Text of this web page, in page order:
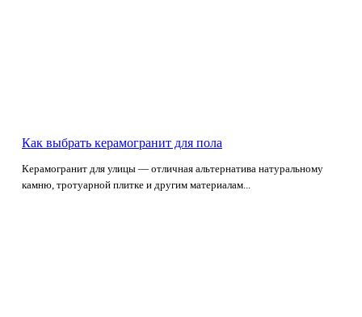
Как выбрать керамогранит для пола
Керамогранит для улицы — отличная альтернатива натуральному
камню, тротуарной плитке и другим материалам...